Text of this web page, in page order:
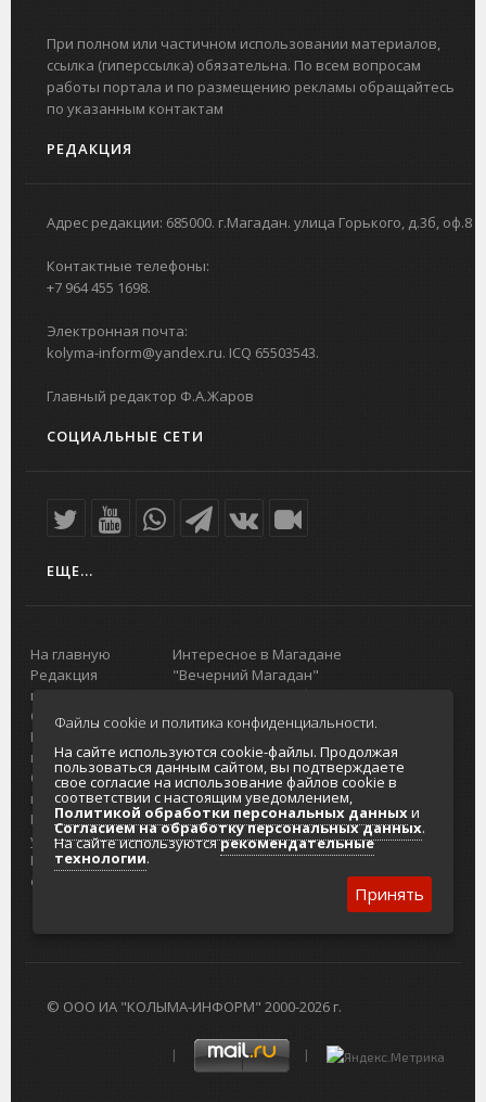
При полном или частичном использовании материалов,
ссылка (гиперссылка) обязательна. По всем вопросам
работы портала и по размещению рекламы обращайтесь
по указанным контактам
РЕДАКЦИЯ
Адрес редакции: 685000. г.Магадан. улица Горького, д.3б, оф.8
Контактные телефоны:
+7 964 455 1698.
Электронная почта:
kolyma-inform@yandex.ru. ICQ 65503543.
Главный редактор Ф.А.Жаров
СОЦИАЛЬНЫЕ СЕТИ
ЕЩЕ...
На главную
Редакция
портала
О проекте
Реклама на
портале
Отзывы и
предложения
Интернет-
услуги
Разработка
сайтов
Интересное в Магадане
"Вечерний Магадан"
Реклама
Главный туристический портал
Колымы
Политика в отношении обработки
персональных данных
Согласие на обработку персональных
данных
© ООО ИА "КОЛЫМА-ИНФОРМ" 2000-2026 г.
Файлы cookie и политика конфиденциальности.
На сайте используются cookie-файлы. Продолжая
пользоваться данным сайтом, вы подтверждаете
свое согласие на использование файлов cookie в
соответствии с настоящим уведомлением,
Политикой обработки персональных данныхи
Согласием на обработку персональных данных.
На сайте используютсярекомендательные
технологии.
Принять